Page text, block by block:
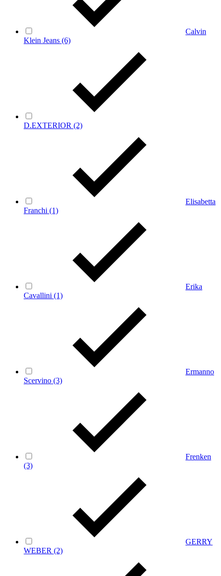
Calvin
Klein Jeans (6)
D.EXTERIOR (2)
Elisabetta
Franchi (1)
Erika
Cavallini (1)
Ermanno
Scervino (3)
Frenken
(3)
GERRY
WEBER (2)